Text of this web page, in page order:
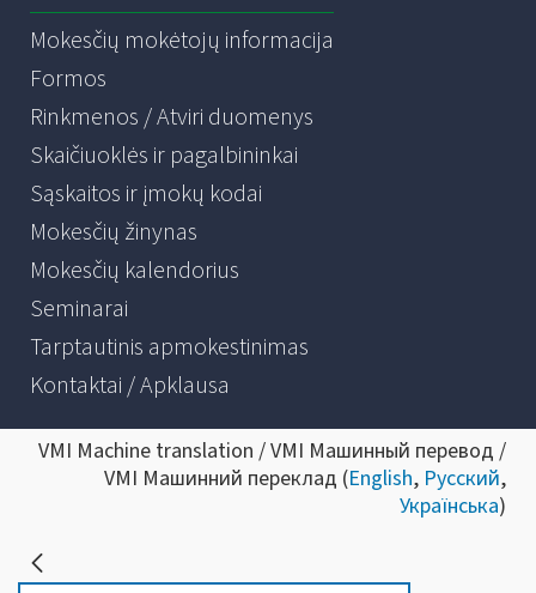
Mokesčių mokėtojų informacija
Formos
Rinkmenos / Atviri duomenys
Skaičiuoklės ir pagalbininkai
Sąskaitos ir įmokų kodai
Mokesčių žinynas
Mokesčių kalendorius
Seminarai
Tarptautinis apmokestinimas
Kontaktai / Apklausa
VMI Machine translation / VMI Машинный перевод /
VMI Машинний переклад (English, Русский,
Українська)